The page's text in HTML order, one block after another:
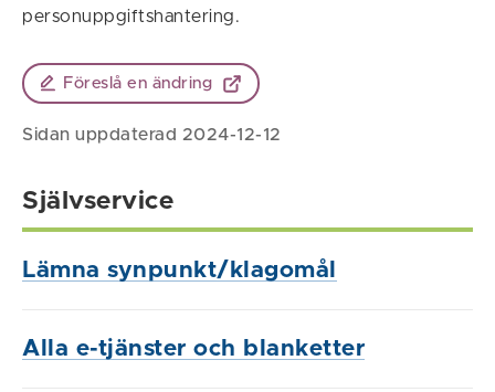
personuppgiftshantering.
Föreslå en ändring
Sidan uppdaterad 2024-12-12
Självservice
Lämna synpunkt/klagomål
Alla e-tjänster och blanketter